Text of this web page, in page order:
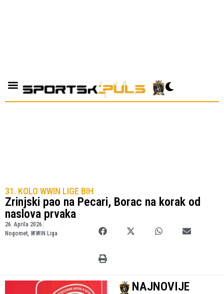
31. KOLO WWIN LIGE BIH
Zrinjski pao na Pecari, Borac na korak od
naslova prvaka
26. Aprila 2026.
Nogomet WWIN Liga
NAJNOVIJE